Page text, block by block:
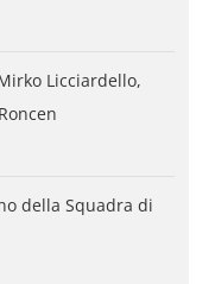
Licciardello,
della Squadra di